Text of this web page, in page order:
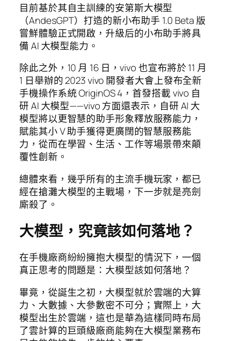
目前基於其自主訓練的安第斯大模型
（AndesGPT）打造的新小布助手 1.0 Beta 版
嘗鮮體驗正式開啟，升級后的小布助手將具
備 AI 大模型能力。
除此之外，10 月 16 日，vivo 也宣布將於 11 月
1 日舉辦的 2023 vivo 開發者大會上發布全新
手機操作系統 OriginOS 4，首發搭載 vivo 自
研 AI 大模型——vivo 方面還表示，自研 AI 大
模型將以更智慧的助手形象釋放服務能力，
賦能其小 V 助手獲得更廣闊的智慧服務能
力，從而在學習、生活、工作等場景帶來顛
覆性創新。
總體來看，幾乎所有的主流手機玩家，都已
經在搶灘大模型的主戰場，下一步就是亮劍
廝殺了。
大模型，究竟該如何落地？
在手機廠商紛紛擁抱大模型的情況下，一個
真正思考的問題是：大模型該如何落地？
畢竟，從誕生之初，大模型就於雲端的大算
力、大數據、大參數密不可分；實際上，大
模型出生於雲端，這也是華為這樣同時布局
了雲計算的巨頭級廠商能夠在大模型業務布